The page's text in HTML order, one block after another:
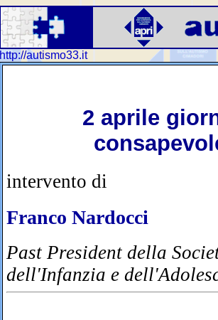
http://autismo33.it
2 aprile
intervento di
Franco Nardocci
Past President della
dell'Infanzia e